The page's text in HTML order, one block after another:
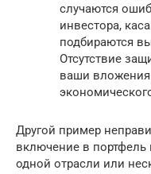
случаются
инвестора,
подбираются
Отсутствие
ваши
Другой пример
включение в
одной отрасли или